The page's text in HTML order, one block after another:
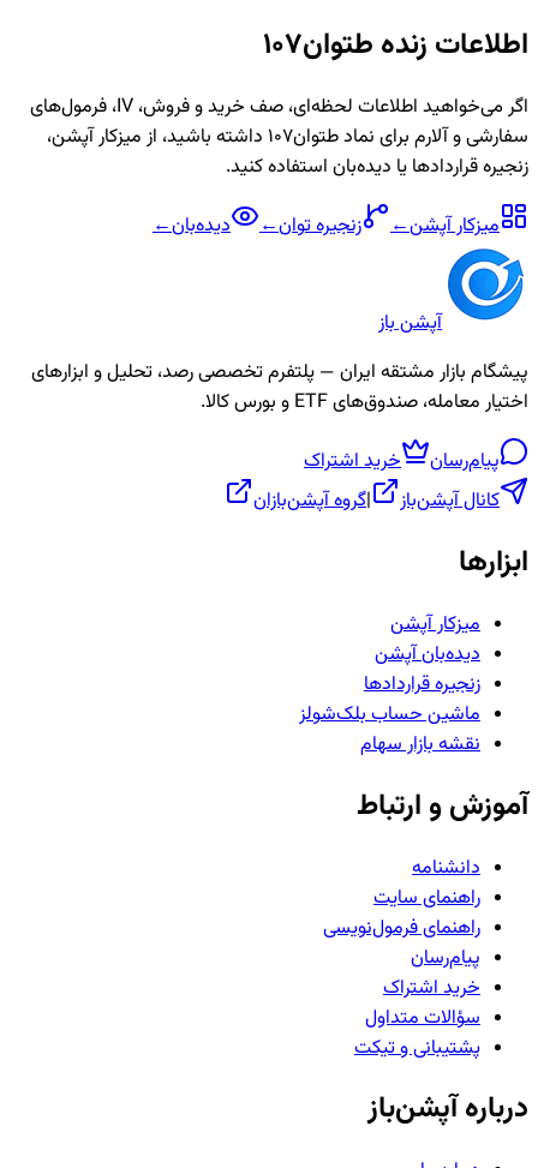
اطلاعات زنده طتوان107
اگر می‌خواهید اطلاعات لحظه‌ای، صف خرید و فروش، IV، فرمول‌های
سفارشی و آلارم برای نمادطتوان107
داشته باشید، از میزکار آپشن،
زنجیره قراردادها یا دیده‌بان استفاده کنید.
میزکار آپشن← زنجیرهتوان← دیده‌بان←
آپشن باز
پیشگام بازار مشتقه ایران — پلتفرم تخصصی رصد، تحلیل و ابزارهای
اختیار معامله، صندوق‌های ETF و بورس کالا.
پیام‌رسان
خرید اشتراک
کانال آپشن‌باز
|گروه آپشن‌بازان
ابزارها
میزکار آپشن
دیده‌بان آپشن
زنجیره قراردادها
ماشین حساب بلک‌شولز
نقشه بازار سهام
آموزش و ارتباط
دانشنامه
راهنمای سایت
راهنمای فرمول‌نویسی
پیام‌رسان
خرید اشتراک
سؤالات متداول
پشتیبانی و تیکت
درباره آپشن‌باز